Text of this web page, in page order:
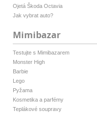
Ojetá Škoda Octavia
Jak vybrat auto?
Mimibazar
Testujte s Mimibazarem
Monster High
Barbie
Lego
Pyžama
Kosmetika a parfémy
Teplákové soupravy